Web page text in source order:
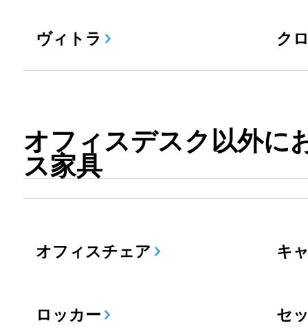
ヴィトラ ク
オフィスデスク以外に
ス家具
オフィスチェア キ
ロッカー セ